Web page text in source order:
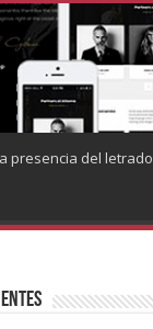
presencia del letrado